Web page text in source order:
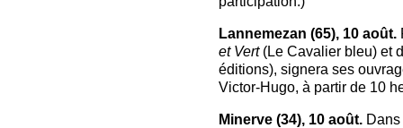
Lannemezan (65), 10 août.
et Vert(Le Cavalier bleu) et
éditions), signera ses
Victor-Hugo, à partir de 10
Minerve (34), 10 août.Dans